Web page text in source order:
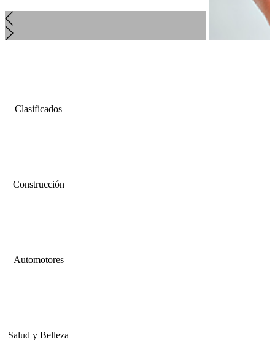
Clasificados
Construcción
Automotores
Salud y Belleza